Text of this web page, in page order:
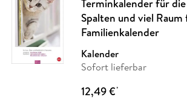
Terminkalender für
Spalten und viel
Familienkalender
Kalender
Sofort lieferbar
12,49 €*